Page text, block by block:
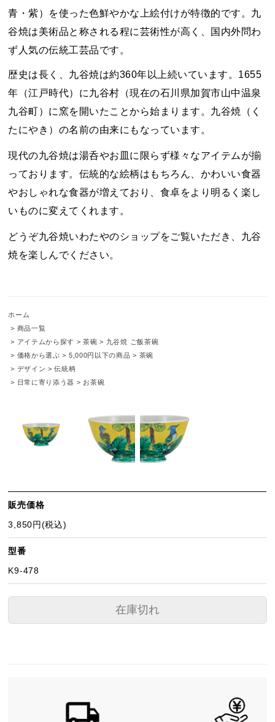
青・紫）を使った色鮮やかな上絵付けが特徴的です。九
谷焼は美術品と称される程に芸術性が高く、国内外問わ
ず人気の伝統工芸品です。
歴史は長く、九谷焼は約360年以上続いています。1655
年（江戸時代）に九谷村（現在の石川県加賀市山中温泉
九谷町）に窯を開いたことから始まります。九谷焼（く
たにやき）の名前の由来にもなっています。
現代の九谷焼は湯呑やお皿に限らず様々なアイテムが揃
っております。伝統的な絵柄はもちろん、かわいい食器
やおしゃれな食器が増えており、食卓をより明るく楽し
いものに変えてくれます。
どうぞ九谷焼いわたやのショップをご覧いただき、九谷
焼を楽しんでください。
ホーム
> 商品一覧
> アイテムから探す >茶碗 > 九谷焼 ご飯茶碗
> 価格から選ぶ > 5,000円以下の商品 > 茶碗
> デザイン >伝統柄
> 日常に寄り添う器 > お茶碗
販売価格
3,850円(税込)
型番
K9-478
在庫切れ